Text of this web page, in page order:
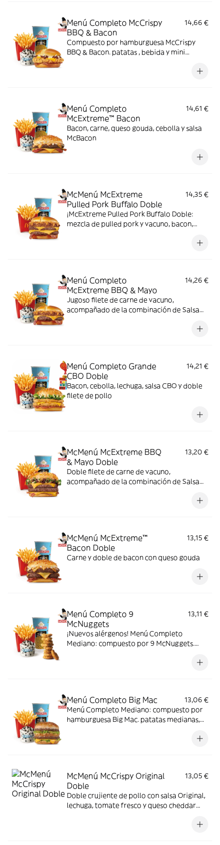
Menú Completo McCrispy
BBQ & Bacon
14,66 €
Compuesto por hamburguesa McCrispy
BBQ & Bacon. patatas , bebida y mini
Menú Completo
McExtreme™ Bacon
14,61 €
Bacon, carne, queso gouda, cebolla y salsa
McBacon
McMenú McExtreme
Pulled Pork Buffalo Doble
14,35 €
¡McExtreme Pulled Pork Buffalo Doble:
mezcla de pulled pork y vacuno, bacon,
Menú Completo
McExtreme BBQ & Mayo
14,26 €
Jugoso filete de carne de vacuno,
acompañado de la combinación de Salsa
doble de cheddar, lechuga fresca y tiras de
Menú Completo Grande
CBO Doble
14,21 €
Bacon, cebolla, lechuga, salsa CBO y doble
filete de pollo
McMenú McExtreme BBQ
& Mayo Doble
13,20 €
Doble filete de carne de vacuno,
acompañado de la combinación de Salsa
doble de cheddar, lechuga fresca y tiras de
McMenú McExtreme™
Bacon Doble
13,15 €
Carne y doble de bacon con queso gouda
Menú Completo 9
McNuggets
13,11 €
¡Nuevos alérgenos! Menú Completo
Mediano: compuesto por 9 McNuggets.
Menú Completo Big Mac
13,06 €
Menú Completo Mediano: compuesto por
hamburguesa Big Mac. patatas medianas,
McMenú McCrispy Original
Doble
13,05 €
Doble crujiente de pollo con salsa Original,
lechuga, tomate fresco y queso cheddar